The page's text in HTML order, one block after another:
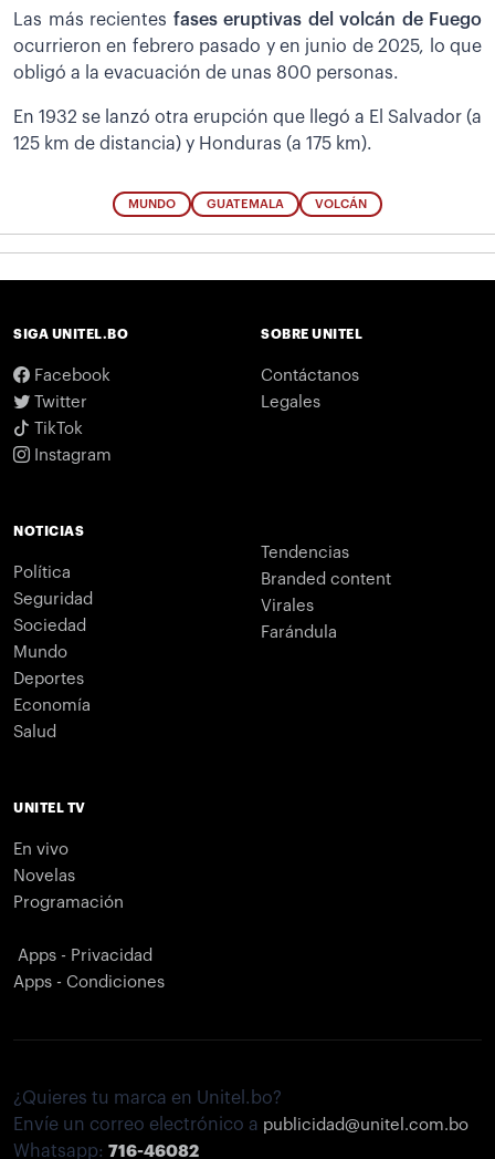
Las más recientes fases eruptivas del volcán de Fuego
ocurrieron en febrero pasado y en junio de 2025, lo que
obligó a la evacuación de unas 800 personas.
En 1932 se lanzó otra erupción que llegó a El Salvador (a
125 km de distancia) y Honduras (a 175 km).
MUNDO GUATEMALA VOLCÁN
SIGA UNITEL.BO
Facebook
Twitter
TikTok
Instagram
SOBRE UNITEL
Contáctanos
Legales
NOTICIAS
Política
Seguridad
Sociedad
Mundo
Deportes
Economía
Salud
Tendencias
Branded content
Virales
Farándula
UNITEL TV
En vivo
Novelas
Programación
Apps - Privacidad
Apps - Condiciones
¿Quieres tu marca en Unitel.bo?
Envíe un correo electrónico a publicidad@unitel.com.bo
Whatsapp: 716-46082